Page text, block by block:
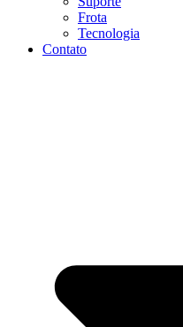
Frota
Tecnologia
Contato